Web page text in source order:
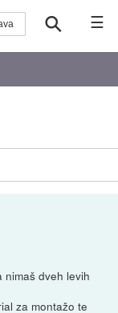
☰
nimaš dveh levih
za montažo te